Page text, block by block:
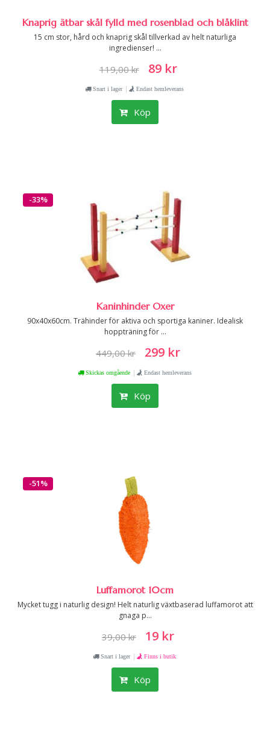
Knaprig ätbar skål fylld med rosenblad och blåklint
15 cm stor, hård och knaprig skål tillverkad av helt naturliga
ingredienser! ...
119,00 kr 89 kr
Snart i lager | Endast hemleverans
Köp
-33%
Kaninhinder Oxer
90x40x60cm. Trähinder för aktiva och sportiga kaniner. Idealisk
hoppträning för ...
449,00 kr 299 kr
Skickas omgående | Endast hemleverans
Köp
-51%
Luffamorot 10cm
Mycket tugg i naturlig design! Helt naturlig växtbaserad luffamorot att
gnaga p...
39,00 kr 19 kr
Snart i lager | Finns i butik
Köp